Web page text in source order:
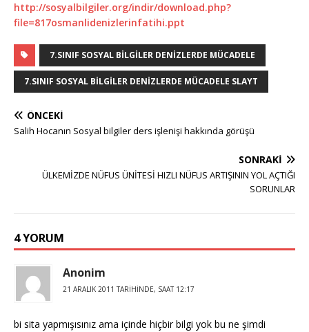
http://sosyalbilgiler.org/indir/download.php?
file=817osmanlidenizlerinfatihi.ppt
7.SINIF SOSYAL BILGILER DENIZLERDE MÜCADELE
7.SINIF SOSYAL BILGILER DENIZLERDE MÜCADELE SLAYT
ÖNCEKI
Salih Hocanın Sosyal bilgiler ders işlenişi hakkında görüşü
SONRAKI
ÜLKEMİZDE NÜFUS ÜNİTESİ HIZLI NÜFUS ARTIŞININ YOL AÇTIĞI
SORUNLAR
4 YORUM
Anonim
21 ARALIK 2011 TARIHINDE, SAAT 12:17
bi sita yapmışısınız ama içinde hiçbir bilgi yok bu ne şimdi